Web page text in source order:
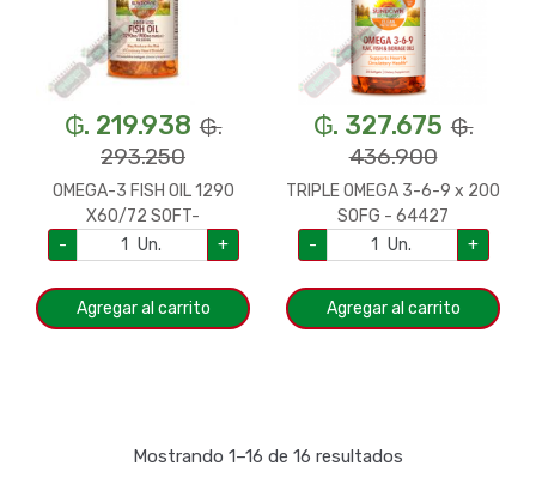
₲. 219.938 ₲.
293.250
OMEGA-3 FISH OIL 1290
X60/72 SOFT-
18673/65339 SUND
- Un. +
Agregar al carrito
₲. 327.675 ₲.
436.900
TRIPLE OMEGA 3-6-9 x 200
SOFG - 64427
-
Un. +
Agregar al carrito
Mostrando 1–16 de 16 resultados